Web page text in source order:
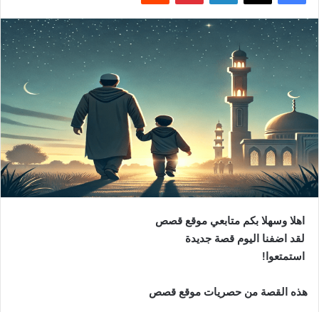
اهلا وسهلا بكم متابعي موقع قصص
لقد اضفنا اليوم قصة جديدة
استمتعوا!
هذه القصة من حصريات موقع قصص